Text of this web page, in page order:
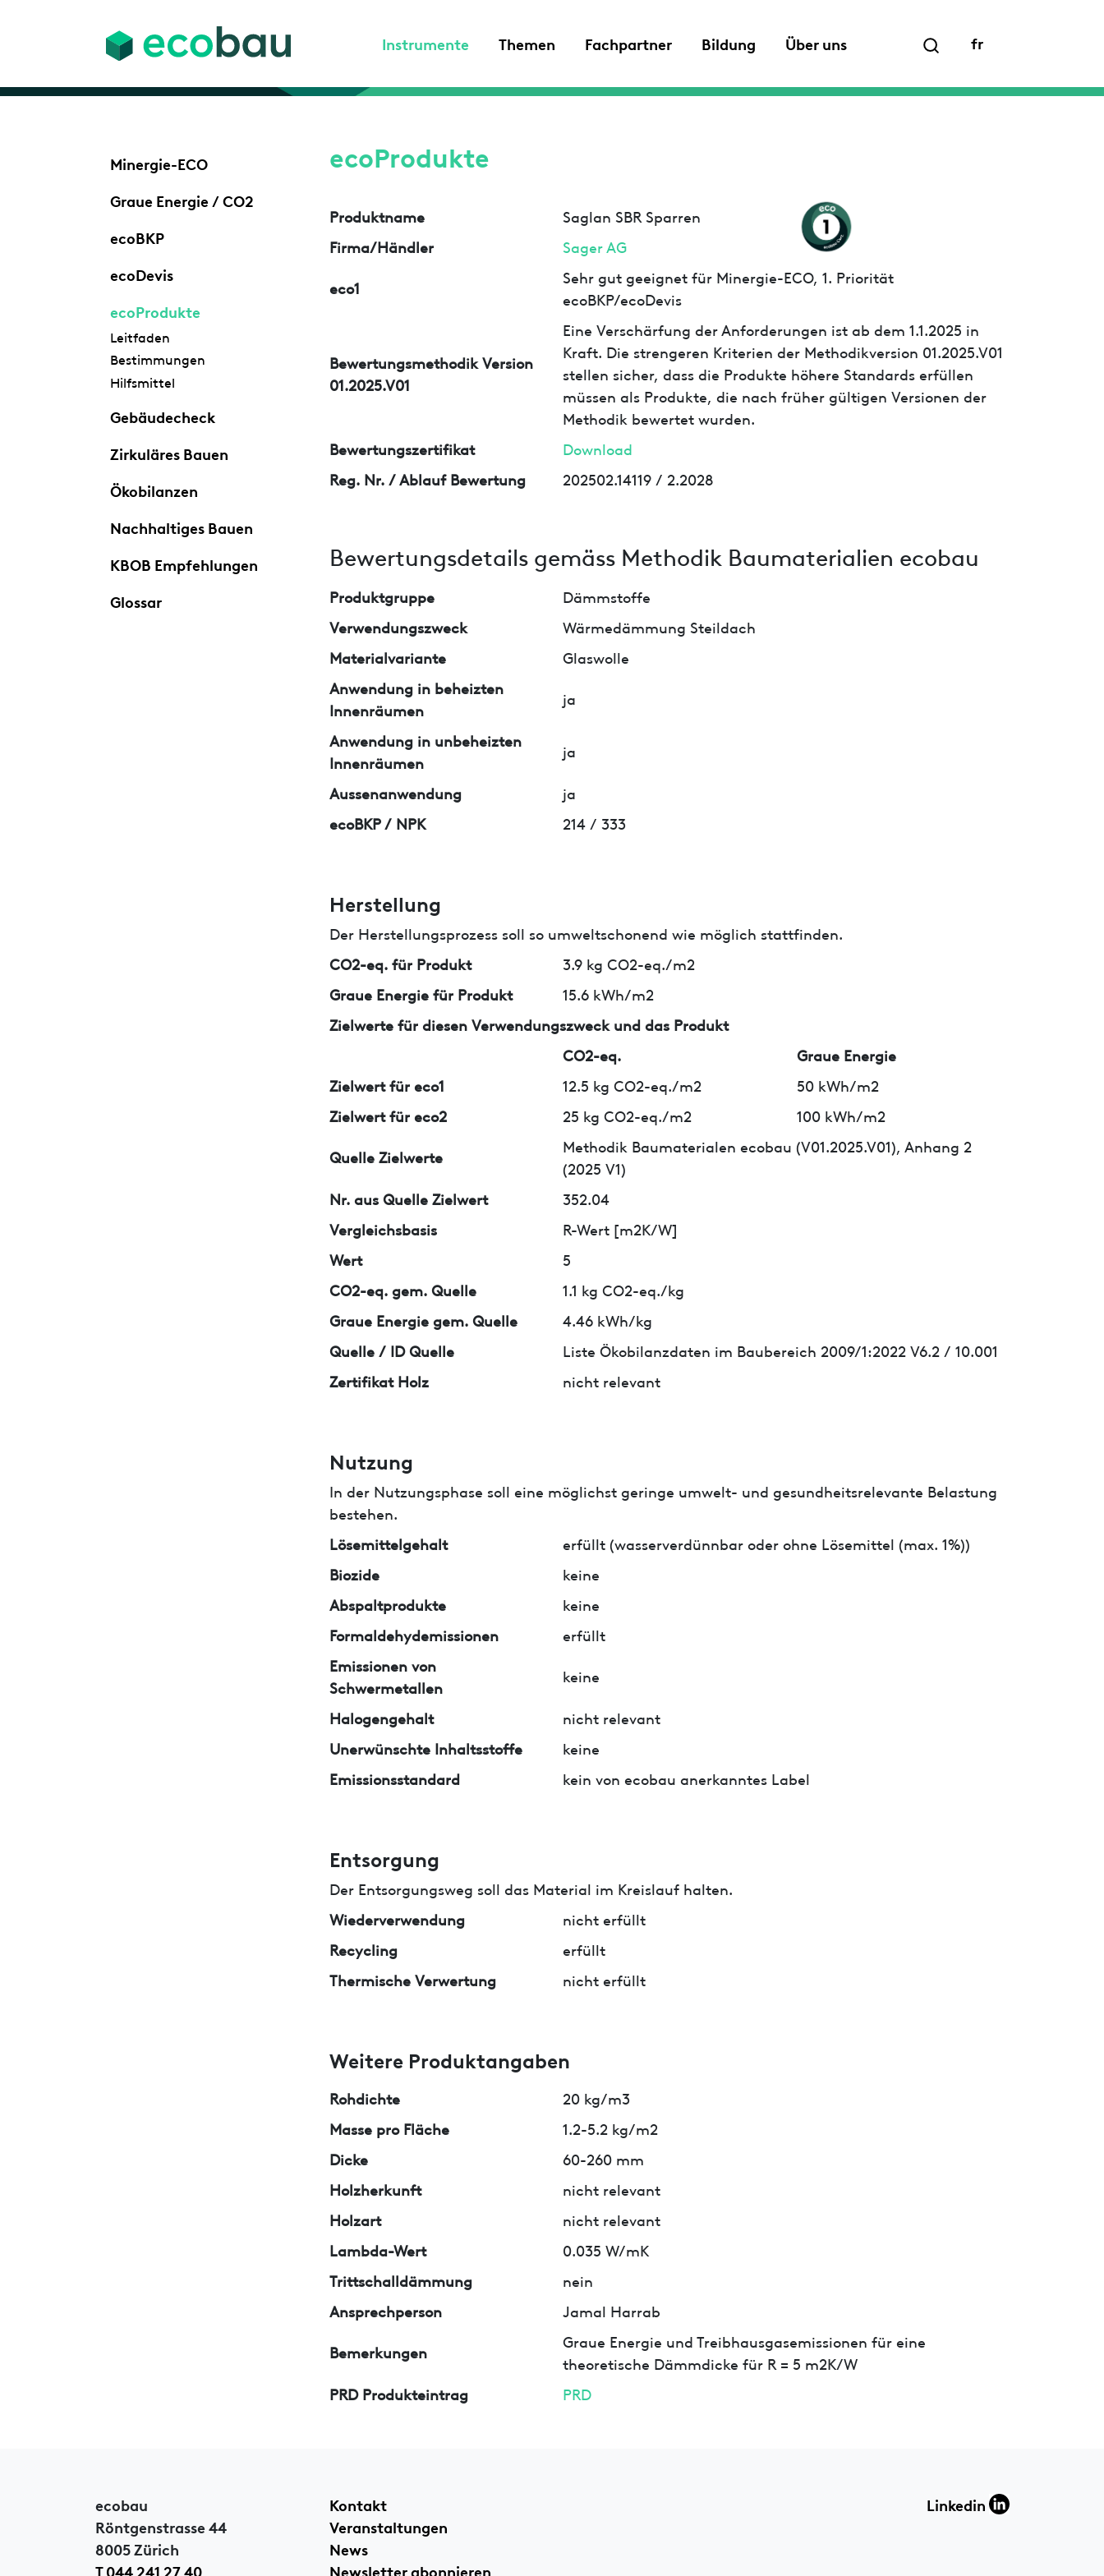
Instrumente Themen Fachpartner Bildung Über uns fr
Minergie-ECO
Graue Energie / CO2
ecoBKP
ecoDevis
ecoProdukte
Leitfaden
Bestimmungen
Hilfsmittel
Gebäudecheck
Zirkuläres Bauen
Ökobilanzen
Nachhaltiges Bauen
KBOB Empfehlungen
Glossar
ecoProdukte
Produktname
Saglan SBR Sparren
Firma/Händler
Sager AG
eco1
Sehr gut geeignet für Minergie-ECO, 1. Priorität
ecoBKP/ecoDevis
Bewertungsmethodik Version
01.2025.V01
Eine Verschärfung der Anforderungen ist ab dem 1.1.2025 in
Kraft. Die strengeren Kriterien der Methodikversion 01.2025.V01
stellen sicher, dass die Produkte höhere Standards erfüllen
müssen als Produkte, die nach früher gültigen Versionen der
Methodik bewertet wurden.
Bewertungszertifikat
Download
Reg. Nr. / Ablauf Bewertung
202502.14119 / 2.2028
Bewertungsdetails gemäss Methodik Baumaterialien ecobau
Produktgruppe
Dämmstoffe
Verwendungszweck
Wärmedämmung Steildach
Materialvariante
Glaswolle
Anwendung in beheizten
Innenräumen
ja
Anwendung in unbeheizten
Innenräumen
ja
Aussenanwendung
ja
ecoBKP / NPK
214 / 333
Herstellung
Der Herstellungsprozess soll so umweltschonend wie möglich stattfinden.
CO2-eq. für Produkt
3.9 kg CO2-eq./m2
Graue Energie für Produkt
15.6 kWh/m2
Zielwerte für diesen Verwendungszweck und das Produkt
CO2-eq.
Graue Energie
Zielwert für eco1
12.5 kg CO2-eq./m2
50 kWh/m2
Zielwert für eco2
25 kg CO2-eq./m2 100 kWh/m2
Quelle Zielwerte
Methodik Baumaterialen ecobau (V01.2025.V01), Anhang 2
(2025 V1)
Nr. aus Quelle Zielwert
352.04
Vergleichsbasis
R-Wert [m2K/W]
Wert
5
CO2-eq. gem. Quelle
1.1 kg CO2-eq./kg
Graue Energie gem. Quelle
4.46 kWh/kg
Quelle / ID Quelle
Liste Ökobilanzdaten im Baubereich 2009/1:2022 V6.2 / 10.001
Zertifikat Holz
nicht relevant
Nutzung
In der Nutzungsphase soll eine möglichst geringe umwelt- und gesundheitsrelevante Belastung
bestehen.
Lösemittelgehalt
erfüllt (wasserverdünnbar oder ohne Lösemittel (max. 1%))
Biozide
keine
Abspaltprodukte
keine
Formaldehydemissionen
erfüllt
Emissionen von
Schwermetallen
keine
Halogengehalt
nicht relevant
Unerwünschte Inhaltsstoffe
keine
Emissionsstandard
kein von ecobau anerkanntes Label
Entsorgung
Der Entsorgungsweg soll das Material im Kreislauf halten.
Wiederverwendung
nicht erfüllt
Recycling
erfüllt
Thermische Verwertung
nicht erfüllt
Weitere Produktangaben
Rohdichte
20 kg/m3
Masse pro Fläche
1.2-5.2 kg/m2
Dicke
60-260 mm
Holzherkunft
nicht relevant
Holzart
nicht relevant
Lambda-Wert
0.035 W/mK
Trittschalldämmung
nein
Ansprechperson
Jamal Harrab
Bemerkungen
Graue Energie und Treibhausgasemissionen für eine
theoretische Dämmdicke für R = 5 m2K/W
PRD Produkteintrag
PRD
ecobau
Röntgenstrasse 44
8005 Zürich
T 044 241 27 40
Kontakt
Veranstaltungen
News
Newsletter abonnieren
Linkedin